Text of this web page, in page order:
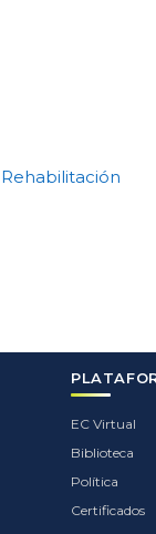
EC Virtual
Biblioteca
Política
Certificados